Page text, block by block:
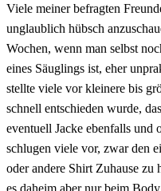
Viele meiner befragten
unglaublich hübsch
Wochen, wenn man selbst
eines Säuglings ist, eher
stellte viele vor kleinere bis
schnell entschieden wurde,
eventuell Jacke ebenfalls und
schlugen viele vor, zwar den
oder andere Shirt Zuhause zu
es daheim aber nur beim